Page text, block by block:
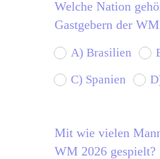
Welche Nation
Gastgebern der
A) Brasilien
C) Spanien
Mit wie vielen
WM 2026 gespielt?